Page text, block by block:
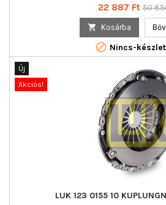
Ár
22 887 Ft 50
 Kosárba
 Nincs-
Új
Akciós!
LUK 123 0155 10